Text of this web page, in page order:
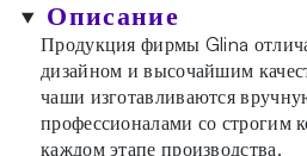
Описание
Продукция фирмы Glina
дизайном и высочайшим
чаши изготавливаются
профессионалами со строгим
каждом этапе производства.